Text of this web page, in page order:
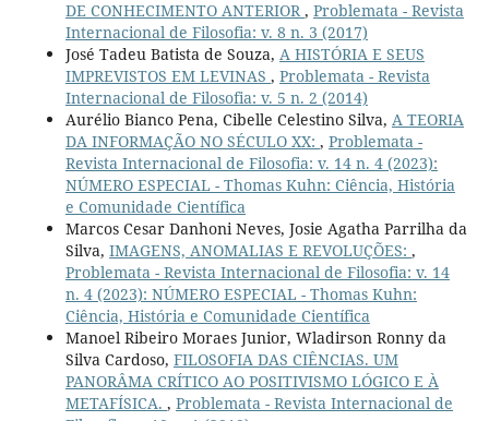
DE CONHECIMENTO ANTERIOR, Problemata - Revista
Internacional de Filosofia: v. 8 n. 3 (2017)
José Tadeu Batista de Souza, A HISTÓRIA E SEUS
IMPREVISTOS EM LEVINAS , Problemata - Revista
Internacional de Filosofia: v. 5 n. 2 (2014)
Aurélio Bianco Pena, Cibelle Celestino Silva, A TEORIA
DA INFORMAÇÃO NO SÉCULO XX: , Problemata -
Revista Internacional de Filosofia: v. 14 n. 4 (2023):
NÚMERO ESPECIAL - Thomas Kuhn: Ciência, História
e Comunidade Científica
Marcos Cesar Danhoni Neves, Josie Agatha Parrilha da
Silva, IMAGENS, ANOMALIAS E REVOLUÇÕES: ,
Problemata - Revista Internacional de Filosofia: v. 14
n. 4 (2023): NÚMERO ESPECIAL - Thomas Kuhn:
Ciência, História e Comunidade Científica
Manoel Ribeiro Moraes Junior, Wladirson Ronny da
Silva Cardoso, FILOSOFIA DAS CIÊNCIAS. UM
PANORÂMA CRÍTICO AO POSITIVISMO LÓGICO E À
METAFÍSICA. , Problemata - Revista Internacional de